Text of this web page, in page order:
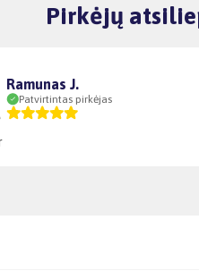
Pirkėjų
Ramunas J.
Patvirtintas pirkėjas